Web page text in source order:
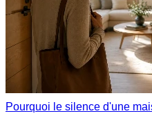
Pourquoi le silence d'une